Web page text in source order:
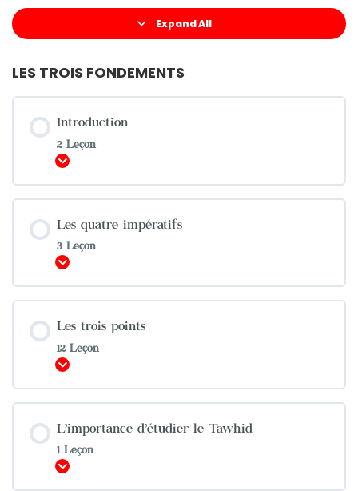
Expand All
LES TROIS FONDEMENTS
Introduction
2 Leçon
Les quatre impératifs
3 Leçon
Les trois points
12 Leçon
L’importance d’étudier le Tawhid
1 Leçon